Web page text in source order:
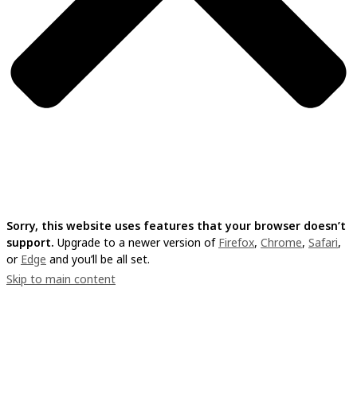
Sorry, this website uses features that your browser doesn’t
support. Upgrade to a newer version of Firefox, Chrome, Safari,
or Edge and you’ll be all set.
Skip to main content